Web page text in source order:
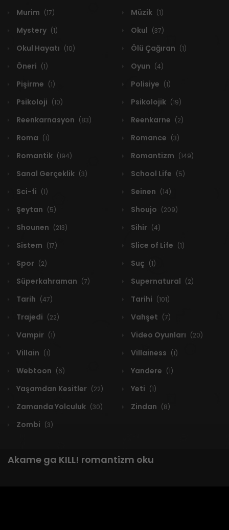
Murim (17) Müzik (1)
Mystery (1) Okul (37)
Okul Hayatı (10) Ölü Çağıran (1)
Öneri (1) Oyun (4)
Pişirme (1) Polisiye (1)
Psikoloji (10) Psikolojik (19)
Reenkarnasyon (83) Reenkarne (2)
Roma (1) Romance (3)
Romantik (194) Romantizm (149)
Sanal Gerçeklik (3) School Life (5)
Sci-fi (1) Seinen (14)
Şeytan (5) Shoujo (209)
Shounen (213) Sihir (4)
Sistem (17) Slice of Life (1)
Spor (2) Suç (1)
Süperkahraman (7) Supernatural (2)
Tarih (47) Tarihi (101)
Trajedi (22) Vahşet (7)
Vampir (1) Video Oyunları (20)
Villain (1) Villainess (1)
Webtoon (6) Yandere (1)
Yaşamdan Kesitler (22) Yeti (1)
Zamanda Yolculuk (30) Zindan (8)
Zombi (3)
Akame ga KILL! romantizm oku